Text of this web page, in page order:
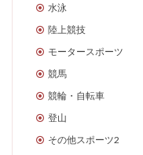
水泳
陸上競技
モータースポーツ
競馬
競輪・自転車
登山
その他スポーツ2